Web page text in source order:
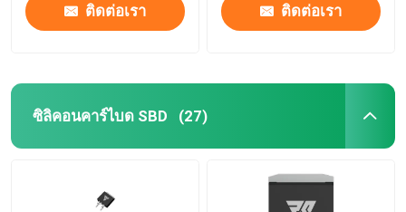
ติดต่อเรา ติดต่อเรา
ซิลิคอนคาร์ไบด SBD (27)